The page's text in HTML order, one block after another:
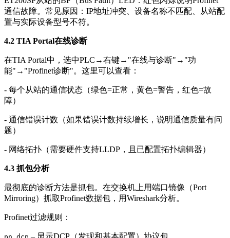
通信故障。常见原因：IP地址冲突、设备名称不匹配、从站配
置与实际设备型号不符。
4.2 TIA Portal在线诊断
在TIA Portal中，选中PLC→右键→"在线与诊断"→"功
能"→"Profinet诊断"。这里可以查看：
- 每个从站的通信状态（绿色=正常，黄色=警告，红色=故
障）
- 通信错误计数（如果错误计数持续增长，说明通信质量有问
题）
- 网络拓扑（需要硬件支持LLDP，且已配置拓扑编辑器）
4.3 抓包分析
最彻底的诊断方法是抓包。在交换机上用端口镜像（Port
Mirroring）抓取Profinet数据包，用Wireshark分析。
Profinet过滤规则：
– 显示DCP（发现和基本配置）协议包